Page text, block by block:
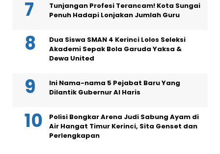
Tunjangan Profesi Terancam! Kota Sungai
Penuh Hadapi Lonjakan Jumlah Guru
Dua Siswa SMAN 4 Kerinci Lolos Seleksi
Akademi Sepak Bola Garuda Yaksa &
Dewa United
Ini Nama-nama 5 Pejabat Baru Yang
Dilantik Gubernur Al Haris
Polisi Bongkar Arena Judi Sabung Ayam di
Air Hangat Timur Kerinci, Sita Genset dan
Perlengkapan